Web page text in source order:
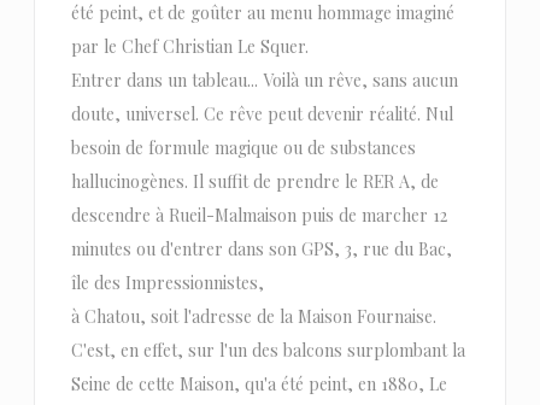
été peint, et de goûter au menu hommage imaginé
par le Chef Christian Le Squer.
Entrer dans un tableau... Voilà un rêve, sans aucun
doute, universel. Ce rêve peut devenir réalité. Nul
besoin de formule magique ou de substances
hallucinogènes. Il suffit de prendre le RER A, de
descendre à Rueil-Malmaison puis de marcher 12
minutes ou d'entrer dans son GPS, 3, rue du Bac,
île des Impressionnistes,
à Chatou, soit l'adresse de la Maison Fournaise.
C'est, en effet, sur l'un des balcons surplombant la
Seine de cette Maison, qu'a été peint, en 1880, Le